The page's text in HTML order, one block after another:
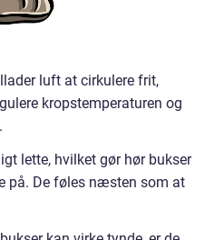
luft at cirkulere frit,
kropstemperaturen og
lette, hvilket gør hør bukser
på. De føles næsten som at